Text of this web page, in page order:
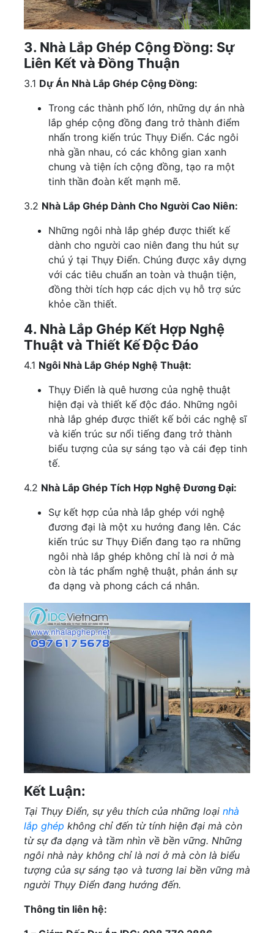
3. Nhà Lắp Ghép Cộng Đồng: Sự
Liên Kết và Đồng Thuận
3.1 Dự Án Nhà Lắp Ghép Cộng Đồng:
Trong các thành phố lớn, những dự án nhà
lắp ghép cộng đồng đang trở thành điểm
nhấn trong kiến trúc Thụy Điển. Các ngôi
nhà gần nhau, có các không gian xanh
chung và tiện ích cộng đồng, tạo ra một
tinh thần đoàn kết mạnh mẽ.
3.2 Nhà Lắp Ghép Dành Cho Người Cao Niên:
Những ngôi nhà lắp ghép được thiết kế
dành cho người cao niên đang thu hút sự
chú ý tại Thụy Điển. Chúng được xây dựng
với các tiêu chuẩn an toàn và thuận tiện,
đồng thời tích hợp các dịch vụ hỗ trợ sức
khỏe cần thiết.
4. Nhà Lắp Ghép Kết Hợp Nghệ
Thuật và Thiết Kế Độc Đáo
4.1 Ngôi Nhà Lắp Ghép Nghệ Thuật:
Thụy Điển là quê hương của nghệ thuật
hiện đại và thiết kế độc đáo. Những ngôi
nhà lắp ghép được thiết kế bởi các nghệ sĩ
và kiến trúc sư nổi tiếng đang trở thành
biểu tượng của sự sáng tạo và cái đẹp tinh
tế.
4.2 Nhà Lắp Ghép Tích Hợp Nghệ Đương Đại:
Sự kết hợp của nhà lắp ghép với nghệ
đương đại là một xu hướng đang lên. Các
kiến trúc sư Thụy Điển đang tạo ra những
ngôi nhà lắp ghép không chỉ là nơi ở mà
còn là tác phẩm nghệ thuật, phản ánh sự
đa dạng và phong cách cá nhân.
Kết Luận:
Tại Thụy Điển, sự yêu thích của những loại nhà
lắp ghép không chỉ đến từ tính hiện đại mà còn
từ sự đa dạng và tầm nhìn về bền vững. Những
ngôi nhà này không chỉ là nơi ở mà còn là biểu
tượng của sự sáng tạo và tương lai bền vững mà
người Thụy Điển đang hướng đến.
Thông tin liên hệ: